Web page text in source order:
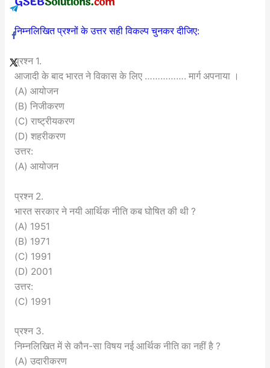
निम्नलिखित प्रश्नों के उत्तर सही विकल्प चुनकर दीजिए:
प्रश्न 1.
आजादी के बाद भारत ने विकास के लिए ……………. मार्ग अपनाया ।
(A) आयोजन
(B) निजीकरण
(C) राष्ट्रीयकरण
(D) शहरीकरण
उत्तर:
(A) आयोजन
प्रश्न 2.
भारत सरकार ने नयी आर्थिक नीति कब घोषित की थी ?
(A) 1951
(B) 1971
(C) 1991
(D) 2001
उत्तर:
(C) 1991
प्रश्न 3.
निम्नलिखित में से कौन-सा विषय नई आर्थिक नीति का नहीं है ?
(A) उदारीकरण